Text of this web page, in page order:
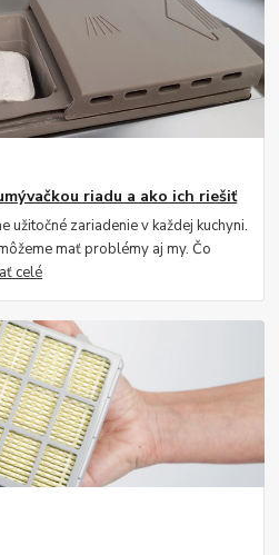
riadu a ako ich riešiť
užitočné zariadenie v každej kuchyni.
mať problémy aj my. Čo
celé